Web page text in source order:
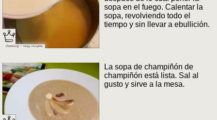
sopa en el fuego. Calentar la
sopa, revolviendo todo el
tiempo y sin llevar a ebullición.
La sopa de champiñón de
champiñón está lista. Sal al
gusto y sirve a la mesa.